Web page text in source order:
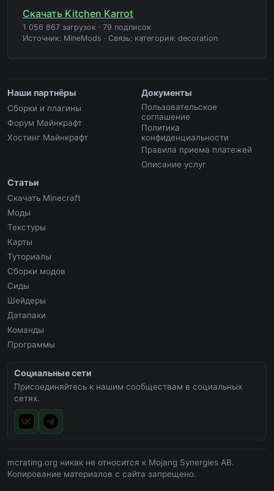
Скачать Kitchen Karrot
1 056 867 загрузок · 79 подписок
Источник: MineMods · Связь: категория: decoration
Наши партнёры
Сборки и плагины
Форум Майнкрафт
Хостинг Майнкрафт
Документы
Пользовательское
соглашение
Политика
конфиденциальности
Правила приема платежей
Описание услуг
Статьи
Скачать Minecraft
Моды
Текстуры
Карты
Туториалы
Сборки модов
Сиды
Шейдеры
Датапаки
Команды
Программы
Социальные сети
Присоединяйтесь к нашим сообществам в социальных
сетях.
mcrating.org никак не относится к Mojang Synergies AB.
Копирование материалов с сайта запрещено.